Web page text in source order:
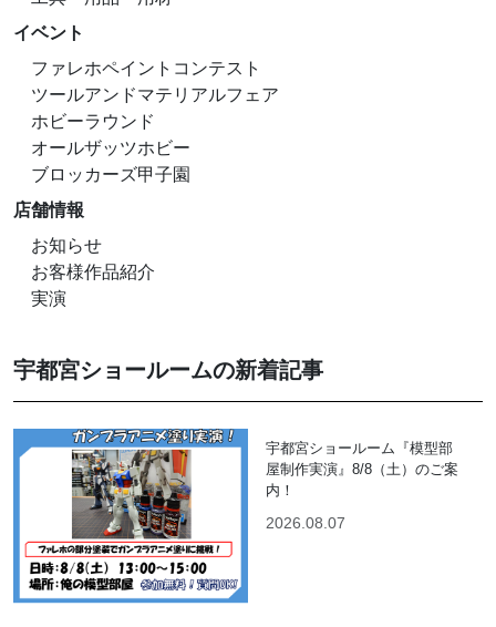
イベント
ファレホペイントコンテスト
ツールアンドマテリアルフェア
ホビーラウンド
オールザッツホビー
ブロッカーズ甲子園
店舗情報
お知らせ
お客様作品紹介
実演
宇都宮ショールームの新着記事
宇都宮ショールーム『模型部
屋制作実演』8/8（土）のご案
内！
2026.08.07